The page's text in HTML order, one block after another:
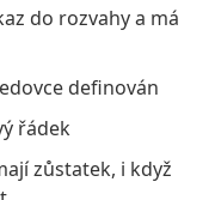
do rozvahy a má
definován
řádek
zůstatek, i když